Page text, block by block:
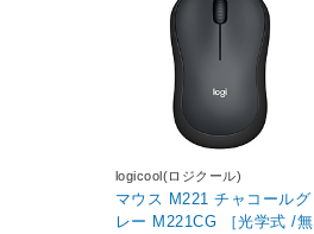
logicool(ロジクール)
マウス M221 チャコールグ
レー M221CG ［光学式 /無